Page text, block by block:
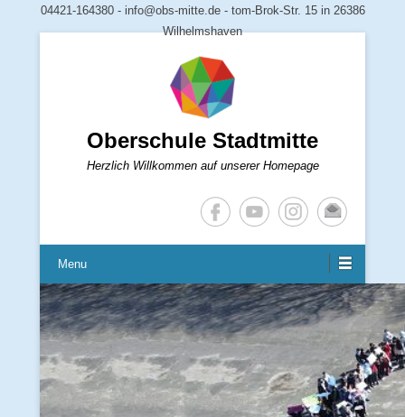
04421-164380 - info@obs-mitte.de - tom-Brok-Str. 15 in 26386
Wilhelmshaven
Oberschule Stadtmitte
Herzlich Willkommen auf unserer Homepage
Menu